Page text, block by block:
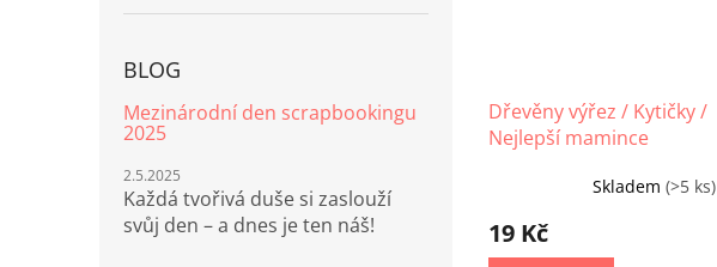
BLOG
Mezinárodní den scrapbookingu
2025
2.5.2025
Každá tvořivá duše si zaslouží
svůj den – a dnes je ten náš!
Dřevěny výřez / Kytičky /
Nejlepší mamince
Skladem (>5 ks)
19 Kč